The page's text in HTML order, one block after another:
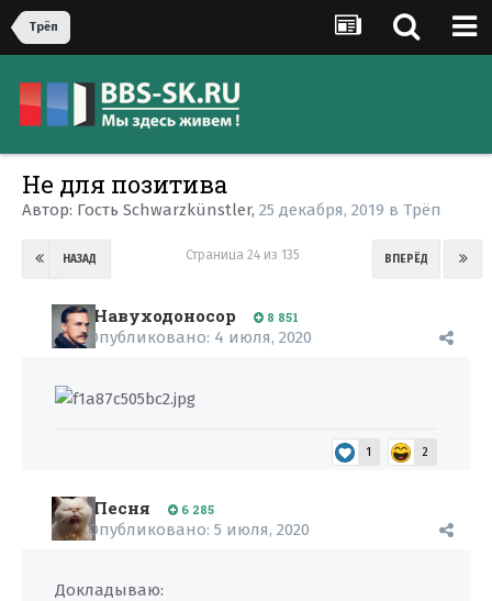
Трёп
Не для позитива
Автор: Гость Schwarzkünstler, 25 декабря, 2019 в Трёп
НАЗАД ВПЕРЁД
Страница 24 из 135
Навуходоносор 8 851
Опубликовано: 4 июля, 2020
1 2
Песня 6 285
Опубликовано: 5 июля, 2020
Докладываю: